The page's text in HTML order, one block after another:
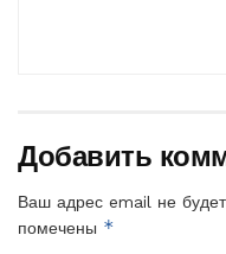
Добавить
Ваш адрес email не будет
помечены *